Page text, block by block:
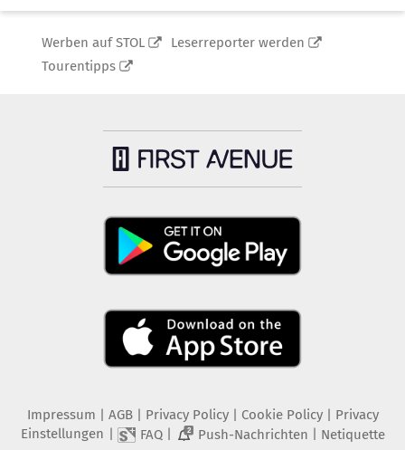
Werben auf STOL
Leserreporter werden
Tourentipps
Impressum AGB Privacy Policy| Cookie Policy| Privacy
Einstellungen
FAQ| 2 Push-Nachrichten Netiquette